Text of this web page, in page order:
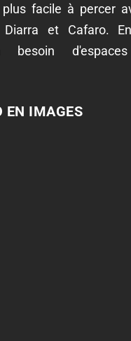
facile à percer
et Cafaro.
besoin
EN IMAGES